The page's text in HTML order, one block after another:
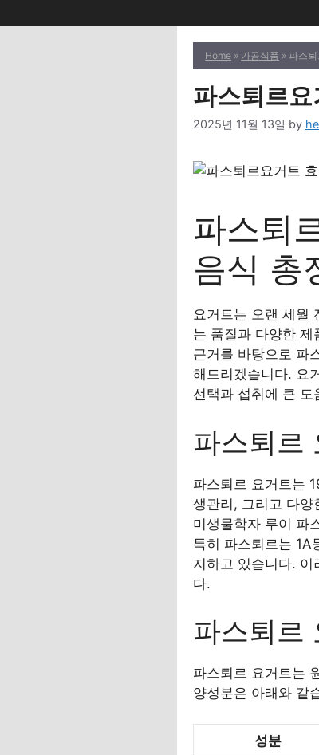
Home » 가공식품 » 파스
파스퇴르
2025년 11월 13일 by
파스퇴
음식 총
요거트는 오랜 세월
는 품질과 다양한
근거를 바탕으로 파
해드리겠습니다. 요
선택과 섭취에 큰 도
파스퇴르
파스퇴르 요거트는
생관리, 그리고 다양
미생물학자 루이 파
특히 파스퇴르는 1A
지하고 있습니다.
다.
파스퇴르
파스퇴르 요거트는
양성분은 아래와 같
성분